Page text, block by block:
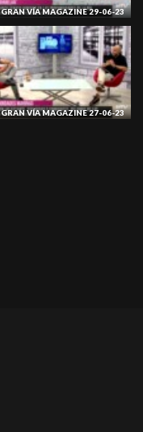
GRAN VÍA MAGAZINE 29-06-23
GRAN VÍA MAGAZINE 27-06-23